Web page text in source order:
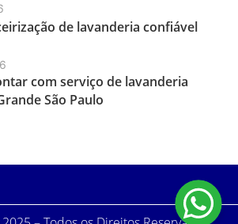
de lavanderia confiável
com serviço de lavanderia
São Paulo